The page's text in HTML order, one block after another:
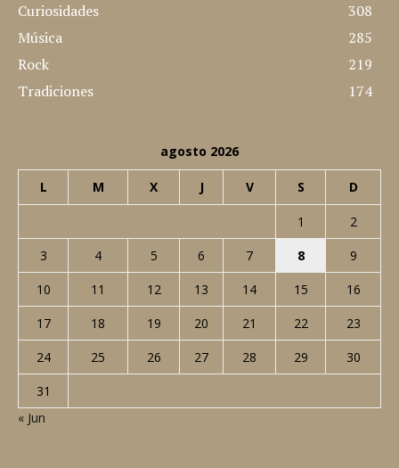
Curiosidades
308
Música
285
Rock
219
Tradiciones
174
agosto 2026
L M X J V S D
1
2
3
4 5 6 7 8
9
10
11 12 13 14 15
16
17
18 19 20 21 22
23
24
25 26 27 28 29
30
31
« Jun